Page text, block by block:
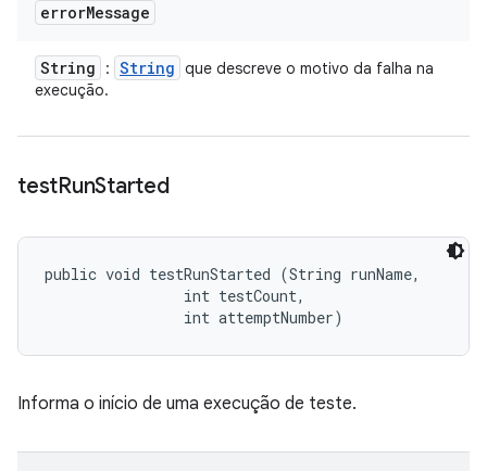
errorMessage
String : String que descreve o motivo da falha na
execução.
testRunStarted
public void testRunStarted (String runName,
                int testCount,
                int attemptNumber)
Informa o início de uma execução de teste.